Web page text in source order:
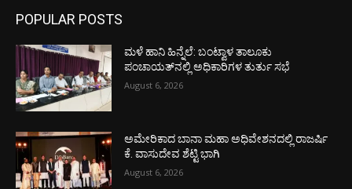
POPULAR POSTS
ಮಳೆ ಹಾನಿ ಹಿನ್ನೆಲೆ: ಬಂಟ್ವಾಳ ತಾಲೂಕು
ಪಂಚಾಯತ್‌ನಲ್ಲಿ ಅಧಿಕಾರಿಗಳ ತುರ್ತು ಸಭೆ
August 6, 2026
ಅಮೇರಿಕಾದ ಬಾನಾ ಮಹಾ ಅಧಿವೇಶನದಲ್ಲಿ ರಾಜರ್ಷಿ
ಕೆ. ವಾಸುದೇವ ಶೆಟ್ಟಿ ಭಾಗಿ
August 6, 2026